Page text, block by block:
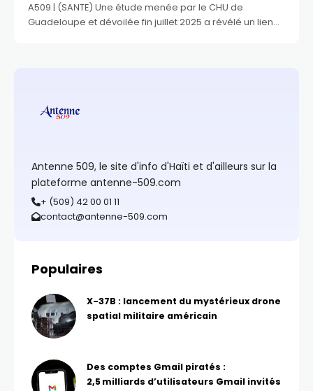
A509 | (SANTE) Une étude menée par le CHU de
Guadeloupe et dévoilée fin juillet 2025 a révélé un lien
Antenne 509, le site d'info d'Haïti et d'ailleurs sur la
plateforme antenne-509.com
+ (509) 42 00 01 11
contact@antenne-509.com
Populaires
X-37B : lancement du mystérieux drone
spatial militaire américain
Des comptes Gmail piratés :
2,5 milliards d’utilisateurs Gmail invités